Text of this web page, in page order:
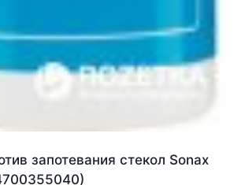
запотевания стекол Sonax